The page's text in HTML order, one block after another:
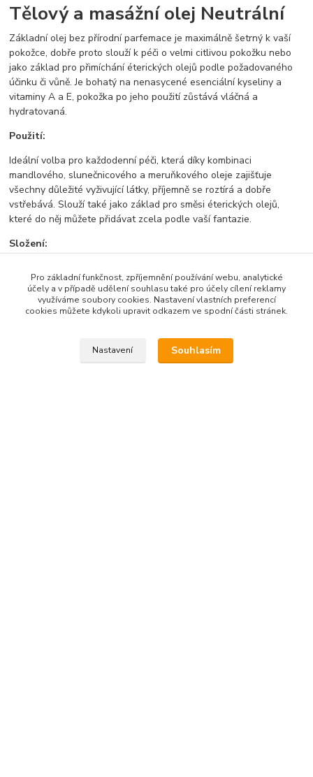
Tělový a masážní olej Neutrální
Základní olej bez přírodní parfemace je maximálně šetrný k vaší
pokožce, dobře proto slouží k péči o velmi citlivou pokožku nebo
jako základ pro přimíchání éterických olejů podle požadovaného
účinku či vůně. Je bohatý na nenasycené esenciální kyseliny a
vitaminy A a E, pokožka po jeho použití zůstává vláčná a
hydratovaná.
Použití:
Ideální volba pro každodenní péči, která díky kombinaci
mandlového, slunečnicového a meruňkového oleje zajišťuje
všechny důležité vyživující látky, příjemně se roztírá a dobře
vstřebává. Slouží také jako základ pro směsi éterických olejů,
které do něj můžete přidávat zcela podle vaší fantazie.
Složení:
Prunus Amygdalus Dulcis Oil (mandlový rostlinný olej)
Prunus Armeniaca Kernel Oil (meruňkový rostlinný olej)
Tocopheryl Acetate (stabilizovaný vitamin E, antioxidant)
Pro základní funkčnost, zpříjemnění používání webu, analytické
účely a v případě udělení souhlasu také pro účely cílení reklamy
využíváme soubory cookies. Nastavení vlastních preferencí
cookies můžete kdykoli upravit odkazem ve spodní části stránek.
Nastavení Souhlasím